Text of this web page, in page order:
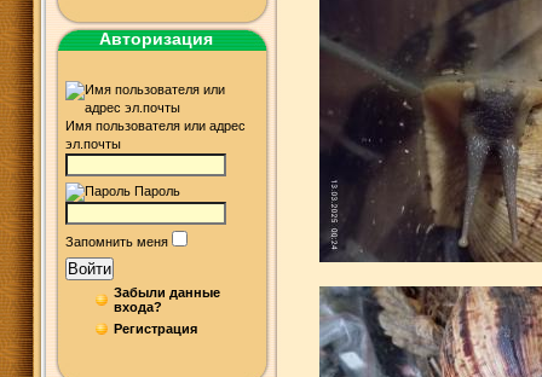
Авторизация
Имя пользователя или адрес
эл.почты
Пароль
Запомнить меня
Войти
Забыли данные
входа?
Регистрация